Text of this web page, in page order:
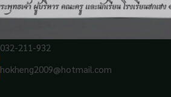
032-211-932
hokheng2009@hotmail.com